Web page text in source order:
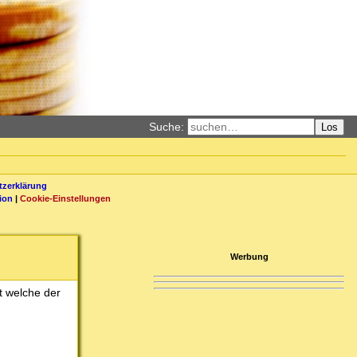
Suche: Los
| Cookie-Einstellungen
welche der
Werbung